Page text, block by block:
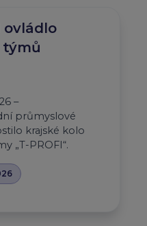
ovládlo
týmů
–
průmyslové
krajské kolo
„T-PROFI“.